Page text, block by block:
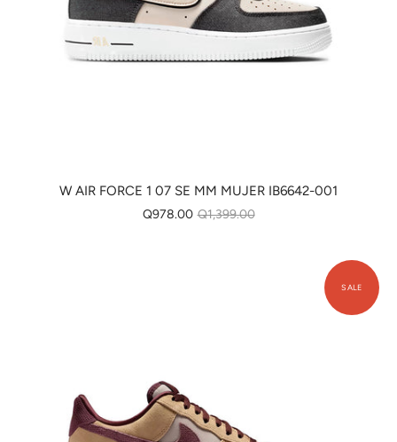
W AIR FORCE 1 07 SE MM MUJER IB6642-001
Q978.00 Q1,399.00